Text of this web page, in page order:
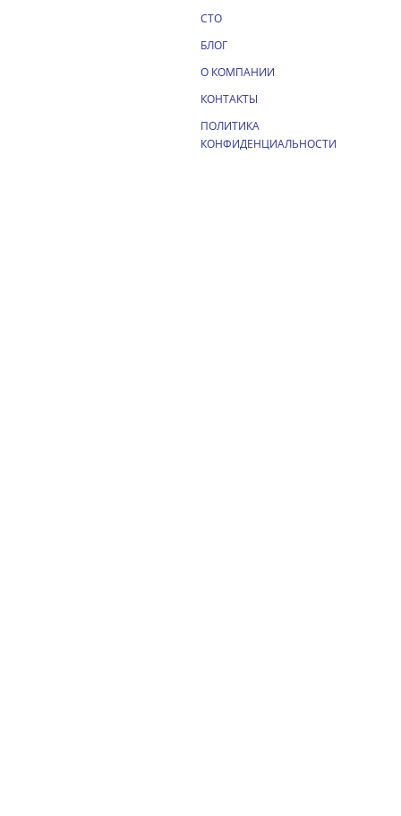
СТО
БЛОГ
О КОМПАНИИ
КОНТАКТЫ
ПОЛИТИКА
КОНФИДЕНЦИАЛЬНОСТИ